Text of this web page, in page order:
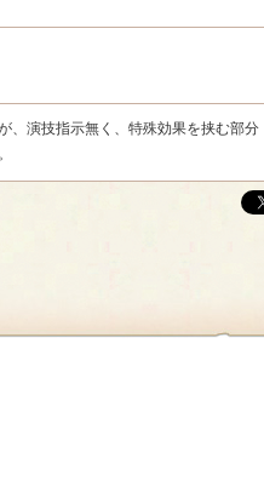
、演技指示無く、特殊効果を挟む部分